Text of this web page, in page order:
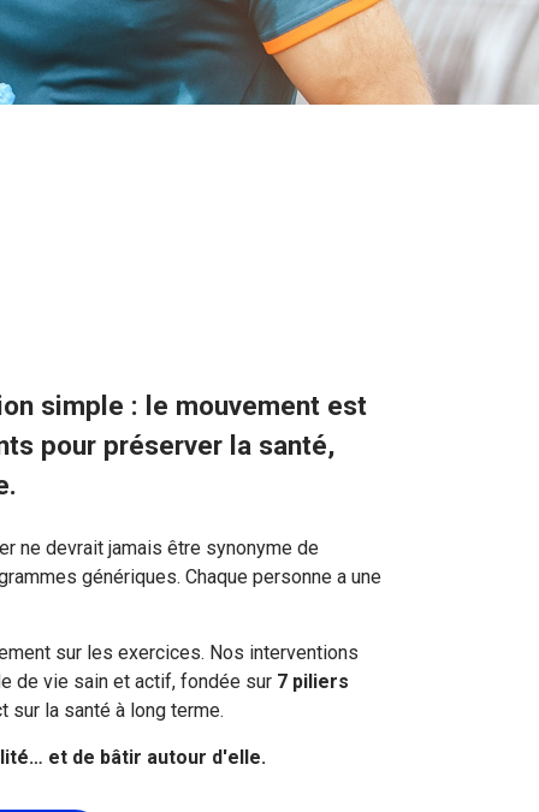
simple : le mouvement est
pour préserver la santé,
ne devrait jamais être synonyme de
génériques. Chaque personne a une
sur les exercices. Nos interventions
de vie sain et actif, fondée sur 7 piliers
sur la santé à long terme.
et de bâtir autour d'elle.